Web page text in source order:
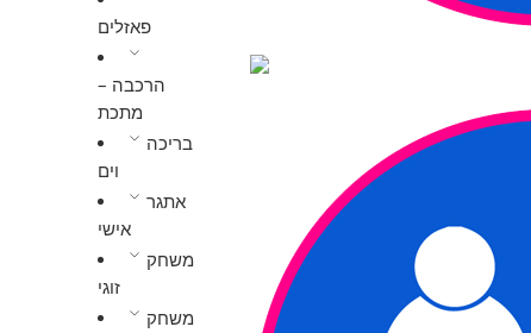
פאזלים
הרכבה –
מתכת
בריכה
וים
אתגר
אישי
משחק
זוגי
משחק